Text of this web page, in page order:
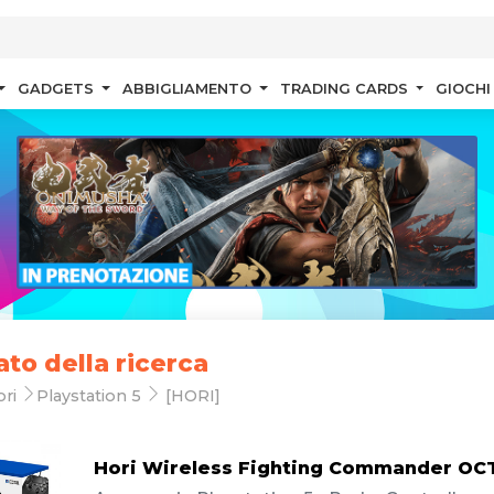
GADGETS ABBIGLIAMENTO TRADING CARDS
della ricerca
Playstation 5 [HORI]
Hori Wireless Fighting Commander